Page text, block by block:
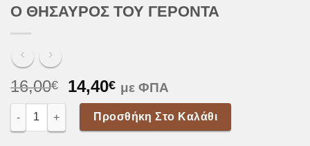
Ο ΘΗΣΑΥΡΟΣ ΤΟΥ ΓΕΡΟΝΤΑ
16,00€
Original
price
was:
16,00€.
14,40€Η
τρέχουσα
τιμή
είναι:
με ΦΠΑ
Ο ΘΗΣΑΥΡΟΣ ΤΟΥ ΓΕΡΟΝΤΑ ποσότητα
Προσθήκη Στο Καλάθι